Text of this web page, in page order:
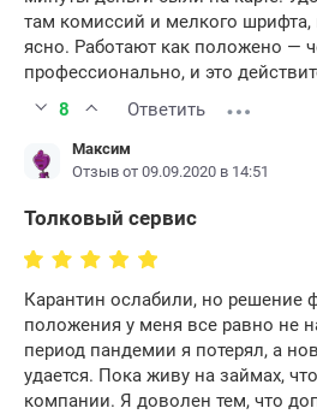
там комиссий и мелкого шрифта,
ясно. Работают как положено —
профессионально, и это
8
Ответить
Максим
Отзыв от 09.09.2020 в 14:51
Толковый сервис
Карантин ослабили, но решение
положения у меня все равно не
период пандемии я потерял, а
удается. Пока живу на займах,
компании. Я доволен тем, что